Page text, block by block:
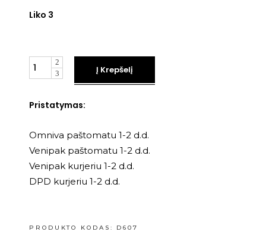
Liko 3
Kiekis
Į Krepšelį
Pristatymas:
Omniva paštomatu 1-2 d.d.
Venipak paštomatu 1-2 d.d.
Venipak kurjeriu 1-2 d.d.
DPD kurjeriu 1-2 d.d.
PRODUKTO KODAS: D607